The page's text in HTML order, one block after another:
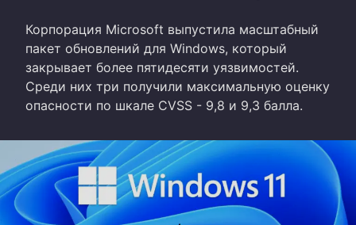
Корпорация Microsoft выпустила масштабный
пакет обновлений для Windows, который
закрывает более пятидесяти уязвимостей.
Среди них три получили максимальную оценку
опасности по шкале CVSS - 9,8 и 9,3 балла.